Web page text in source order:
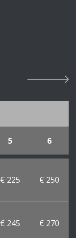
5 6
€ 225 € 250
€ 245 € 270